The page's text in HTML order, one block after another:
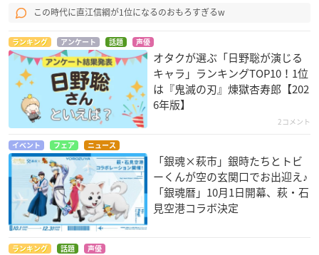
この時代に直江信綱が1位になるのおもろすぎるw
ランキング アンケート 話題 声優
オタクが選ぶ「日野聡が演じる
キャラ」ランキングTOP10！1位
は『鬼滅の刃』煉󠄁獄杏寿郎【202
6年版】
2コメント
イベント フェア ニュース
「銀魂×萩市」銀時たちとトビ
ーくんが空の玄関口でお出迎え♪
「銀魂暦」10月1日開幕、萩・石
見空港コラボ決定
ランキング 話題 声優